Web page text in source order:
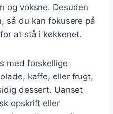
og voksne. Desuden
så du kan fokusere på
at stå i køkkenet.
med forskellige
kaffe, eller frugt,
dessert. Uanset
opskrift eller